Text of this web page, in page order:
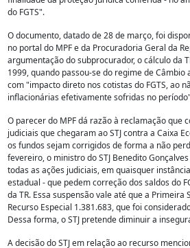
do FGTS".
O documento, datado de 28 de março, foi
no portal do MPF e da Procuradoria Geral da
argumentação do subprocurador, o cálculo da
1999, quando passou-se do regime de
com "impacto direto nos cotistas do FGTS, ao
inflacionárias efetivamente sofridas no
O parecer do MPF dá razão à reclamação que
judiciais que chegaram ao STJ contra a Caixa
os fundos sejam corrigidos de forma a não
fevereiro, o ministro do STJ Benedito
todas as ações judiciais, em quaisquer
estadual - que pedem correção dos saldos do
da TR. Essa suspensão vale até que a Primeira
Recurso Especial 1.381.683, que foi
Dessa forma, o STJ pretende diminuir a
A decisão do STJ em relação ao recurso